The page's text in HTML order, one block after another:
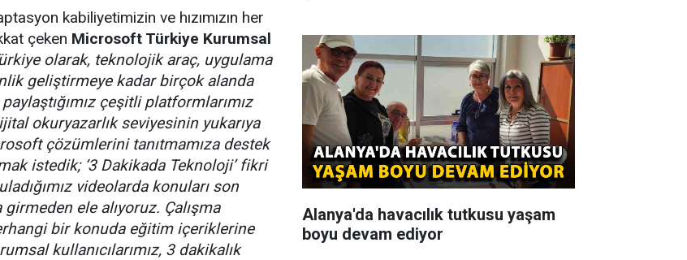
kabiliyetimizin ve hızımızın her
çeken Microsoft Türkiye Kurumsal
olarak, teknolojik araç, uygulama
geliştirmeye kadar birçok alanda
çeşitli platformlarımız
okuryazarlık seviyesinin yukarıya
çözümlerini tanıtmamıza destek
istedik; ‘3 Dakikada Teknoloji’ fikri
videolarda konuları son
girmeden ele alıyoruz. Çalışma
bir konuda eğitim içeriklerine
kullanıcılarımız, 3 dakikalık
Alanya'da havacılık tutkusu yaşam
boyu devam ediyor